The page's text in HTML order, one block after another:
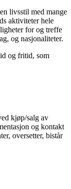
livsstil med mange
aktiviteter hele
for og treffe
og nasjonaliteter.
og fritid, som
kjøp/salg av
og kontakt
oversetter, bistår